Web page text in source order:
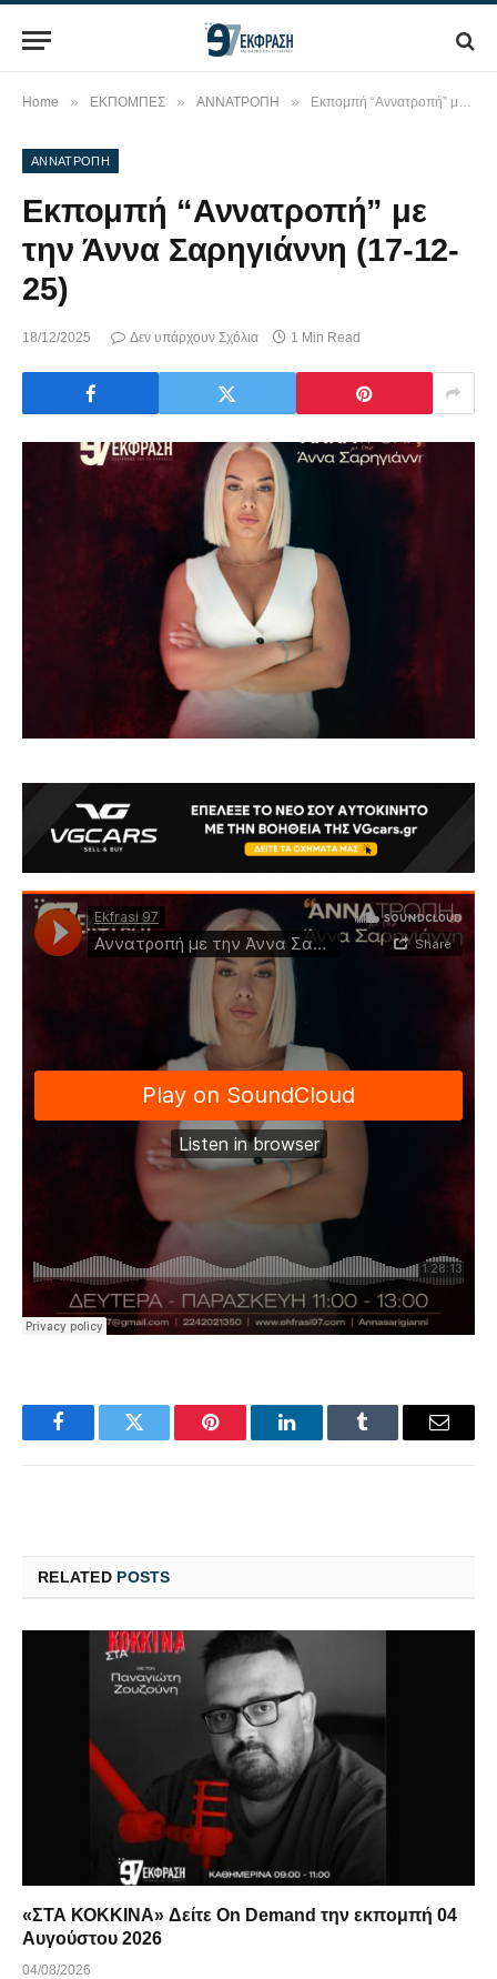
Home » ΕΚΠΟΜΠΕΣ » ΑΝΝΑΤΡΟΠΗ » Εκπομπή “Αννατροπή” με την Άννα Σαρηγιάννη (17-12-25)
ΑΝΝΑΤΡΟΠΗ
Εκπομπή “Αννατροπή” με
την Άννα Σαρηγιάννη (17-12-
25)
18/12/2025 Δεν υπάρχουν Σχόλια 1 Min Read
FacebookTwitter Pinterest LinkedInTumblr Email
RELATED POSTS
«ΣΤΑ ΚΟΚΚΙΝΑ» Δείτε On Demand την εκπομπή 04
Αυγούστου 2026
04/08/2026